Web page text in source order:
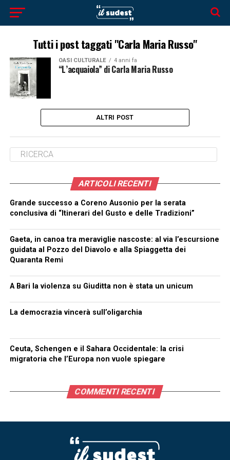
Tutti i post taggati "Carla Maria Russo"
OASI CULTURALE 4 anni fa
“L’acquaiola” di Carla Maria Russo
ALTRI POST
ARTICOLI RECENTI
Grande successo a Coreno Ausonio per la serata
conclusiva di “Itinerari del Gusto e delle Tradizioni”
Gaeta, in canoa tra meraviglie nascoste: al via l’escursione
guidata al Pozzo del Diavolo e alla Spiaggetta dei
Quaranta Remi
A Bari la violenza su Giuditta non è stata un unicum
La democrazia vincerà sull’oligarchia
Ceuta, Schengen e il Sahara Occidentale: la crisi
migratoria che l’Europa non vuole spiegare
COMMENTI RECENTI